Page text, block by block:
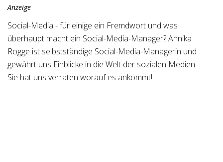
Anzeige
Social-Media - für einige ein Fremdwort und was
überhaupt macht ein Social-Media-Manager? Annika
Rogge ist selbstständige Social-Media-Managerin und
gewährt uns Einblicke in die Welt der sozialen Medien.
Sie hat uns verraten worauf es ankommt!